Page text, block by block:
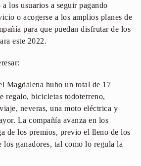
los usuarios a seguir pagando
o acogerse a los amplios planes de
para que puedan disfrutar de los
este 2022.
Magdalena hubo un total de 17
regalo, bicicletas todoterreno,
neveras, una moto eléctrica y
La compañía avanza en los
de los premios, previo el lleno de los
los ganadores, tal como lo regula la